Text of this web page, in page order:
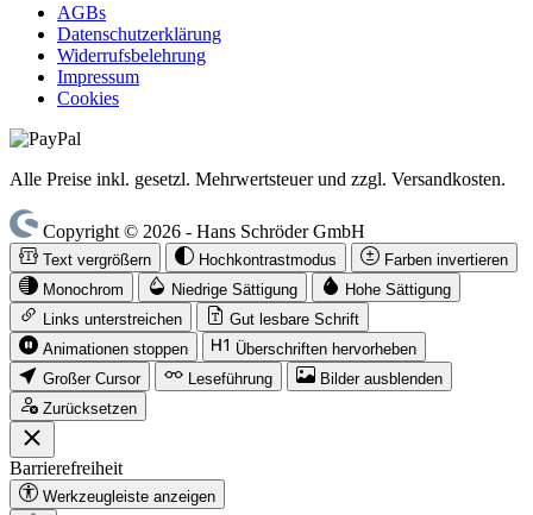
AGBs
Datenschutzerklärung
Widerrufsbelehrung
Impressum
Cookies
Alle Preise inkl. gesetzl. Mehrwertsteuer und zzgl. Versandkosten.
Copyright © 2026 - Hans Schröder GmbH
Text vergrößern Hochkontrastmodus
Farben invertieren
Monochrom
Niedrige Sättigung
Hohe Sättigung
Links unterstreichen
Gut lesbare Schrift
Animationen stoppen
Überschriften hervorheben
Großer Cursor
Leseführung
Bilder ausblenden
Zurücksetzen
Barrierefreiheit
Werkzeugleiste anzeigen